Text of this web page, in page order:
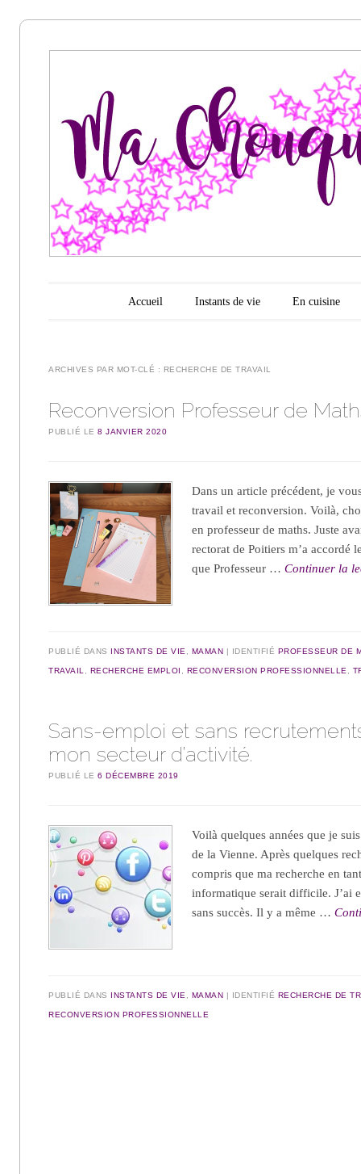
Ma
chouquette
d'amour
Menu principal
Aller au contenu
Accueil Instants de vie En cuisine
ARCHIVES PAR MOT-CLÉ : RECHERCHE DE TRAVAIL
Reconversion Professeur de
PUBLIÉ LE8 JANVIER 2020
Dans un article précédent, je
travail et reconversion. Voilà,
en professeur de maths. Juste
rectorat de Poitiers m’a accordé
que Professeur …Continuer la
PUBLIÉ DANS INSTANTS DE VIE MAMAN IDENTIFIÉ PROFESSEUR DE
TRAVAIL RECHERCHE EMPLOI RECONVERSION PROFESSIONNELLE
Sans-emploi et sans
mon secteur d’activité.
PUBLIÉ LE6 DÉCEMBRE 2019
Voilà quelques années que je
de la Vienne. Après quelques
compris que ma recherche en
informatique serait difficile. J’ai
sans succès. Il y a même …
PUBLIÉ DANS INSTANTS DE VIE MAMAN IDENTIFIÉ RECHERCHE DE
RECONVERSION PROFESSIONNELLE